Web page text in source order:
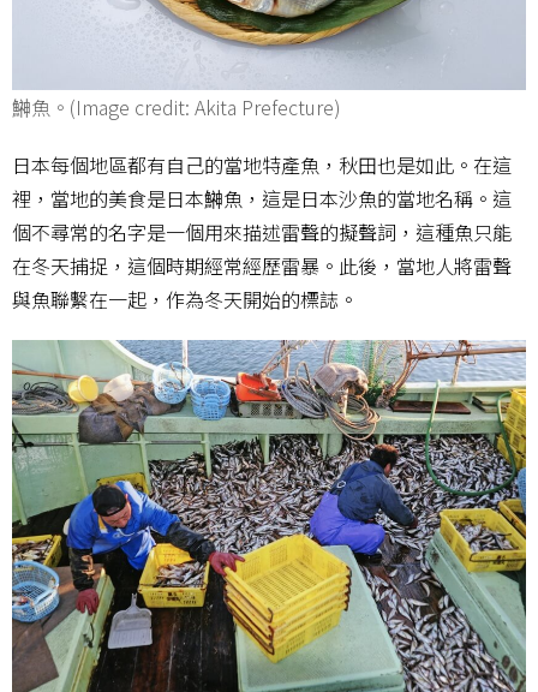
鰰魚。(Image credit: Akita Prefecture)
日本每個地區都有自己的當地特產魚，秋田也是如此。在這
裡，當地的美食是日本鰰魚，這是日本沙魚的當地名稱。這
個不尋常的名字是一個用來描述雷聲的擬聲詞，這種魚只能
在冬天捕捉，這個時期經常經歷雷暴。此後，當地人將雷聲
與魚聯繫在一起，作為冬天開始的標誌。